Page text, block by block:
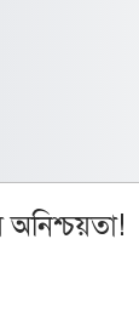
অনিশ্চয়তা!